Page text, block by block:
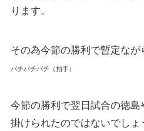
ります。
その為今節の勝利で暫定なが
パチパチパチ（拍手）
今節の勝利で翌日試合の徳
掛けられたのではないでしょ